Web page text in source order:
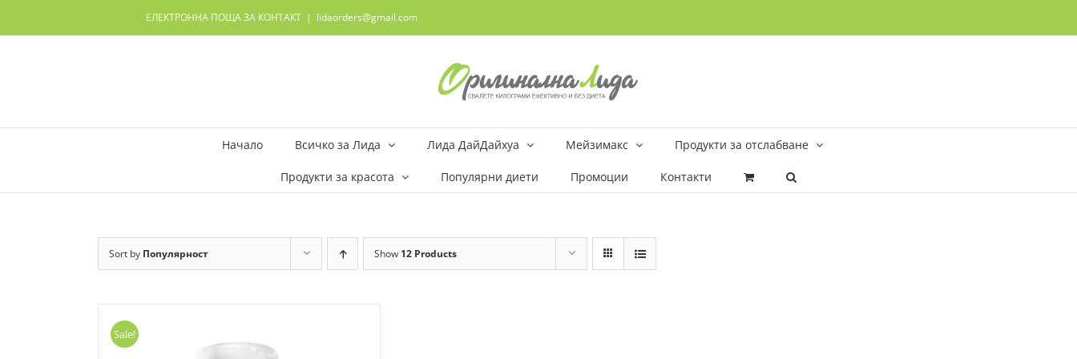
content
ЕЛЕКТРОННА ПОЩА ЗА КОНТАКТ | lidaorders@gmail.com
Начало Всичко за Лида Лида ДайДайхуа Мейзимакс Продукти за отслабване
Продукти за красота Популярни диети Промоции Контакти
Sort by Популярност Show 12 Products
Sale!